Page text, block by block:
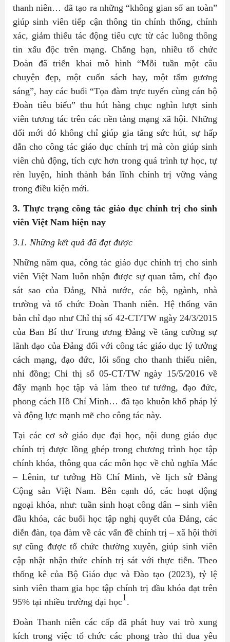
thanh niên… đã tạo ra những “không gian số an toàn”
giúp sinh viên tiếp cận thông tin chính thống, chính
xác, giảm thiểu tác động tiêu cực từ các luồng thông
tin xấu độc trên mạng. Chẳng hạn, nhiều tổ chức
Đoàn đã triển khai mô hình “Mỗi tuần một câu
chuyện đẹp, một cuốn sách hay, một tấm gương
sáng”, hay các buổi “Tọa đàm trực tuyến cùng cán bộ
Đoàn tiêu biểu” thu hút hàng chục nghìn lượt sinh
viên tương tác trên các nền tảng mạng xã hội. Những
đổi mới đó không chỉ giúp gia tăng sức hút, sự hấp
dẫn cho công tác giáo dục chính trị mà còn giúp sinh
viên chủ động, tích cực hơn trong quá trình tự học, tự
rèn luyện, hình thành bản lĩnh chính trị vững vàng
trong điều kiện mới.
3. Thực trạng công tác giáo dục chính trị cho sinh
viên Việt Nam hiện nay
3.1. Những kết quả đã đạt được
Những năm qua, công tác giáo dục chính trị cho sinh
viên Việt Nam luôn nhận được sự quan tâm, chỉ đạo
sát sao của Đảng, Nhà nước, các bộ, ngành, nhà
trường và tổ chức Đoàn Thanh niên. Hệ thống văn
bản chỉ đạo như Chỉ thị số 42-CT/TW ngày 24/3/2015
của Ban Bí thư Trung ương Đảng về tăng cường sự
lãnh đạo của Đảng đối với công tác giáo dục lý tưởng
cách mạng, đạo đức, lối sống cho thanh thiếu niên,
nhi đồng; Chỉ thị số 05-CT/TW ngày 15/5/2016 về
đẩy mạnh học tập và làm theo tư tưởng, đạo đức,
phong cách Hồ Chí Minh… đã tạo khuôn khổ pháp lý
và động lực mạnh mẽ cho công tác này.
Tại các cơ sở giáo dục đại học, nội dung giáo dục
chính trị được lồng ghép trong chương trình học tập
chính khóa, thông qua các môn học về chủ nghĩa Mác
– Lênin, tư tưởng Hồ Chí Minh, về lịch sử Đảng
Cộng sản Việt Nam. Bên cạnh đó, các hoạt động
ngoại khóa, như: tuần sinh hoạt công dân – sinh viên
đầu khóa, các buổi học tập nghị quyết của Đảng, các
diễn đàn, tọa đàm về các vấn đề chính trị – xã hội thời
sự cũng được tổ chức thường xuyên, giúp sinh viên
cập nhật nhận thức chính trị sát với thực tiễn. Theo
thống kê của Bộ Giáo dục và Đào tạo (2023), tỷ lệ
sinh viên tham gia học tập chính trị đầu khóa đạt trên
95% tại nhiều trường đại học1.
Đoàn Thanh niên các cấp đã phát huy vai trò xung
kích trong việc tổ chức các phong trào thi đua yêu